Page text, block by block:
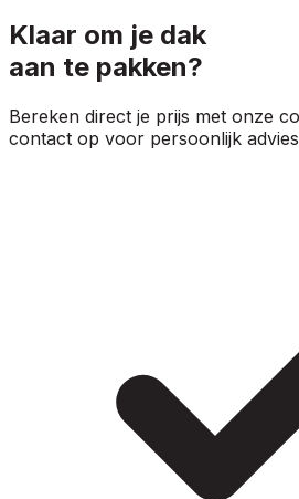
Klaar om je dak
aan te pakken?
Bereken direct je prijs met onze
contact op voor persoonlijk